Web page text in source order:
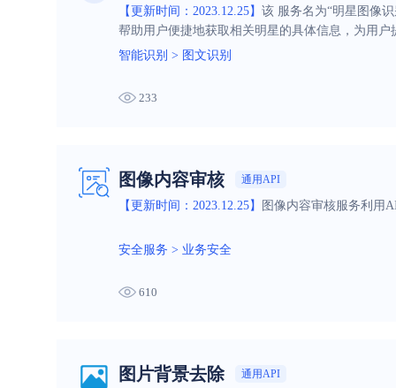
【更新时间：2023.12.25】 该 服务名为“明星图像
帮助用户便捷地获取相关明星的具体信息，为用
智能识别 > 图文识别
233
图像内容审核 通用API
【更新时间：2023.12.25】 图像内容审核服务利用
安全服务 > 业务安全
610
图片背景去除 通用API